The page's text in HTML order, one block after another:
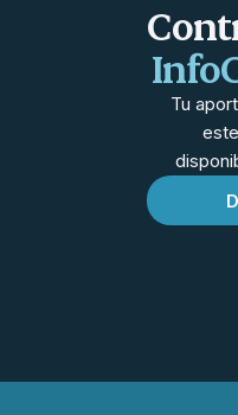
Tu